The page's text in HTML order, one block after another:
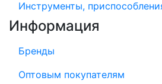
Инструменты,
Информация
Бренды
Оптовым покупателям